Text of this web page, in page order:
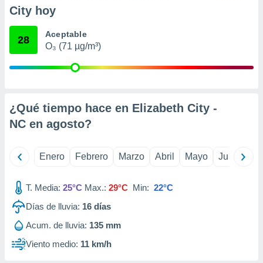
su
datos
momento
en
un
o acceder
datos
City hoy
28 Aceptable
O₃ (71 µg/m³)
¿Qué tiempo hace en Elizabeth City -
NC en agosto?
Enero Febrero Marzo Abril Mayo Junio
T. Media: 25°C Max.: 29°C Min: 22°C
Días de lluvia: 16 días
Acum. de lluvia: 135 mm
Viento medio: 11 km/h